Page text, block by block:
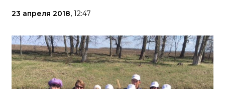
23 апреля 2018, 12:47